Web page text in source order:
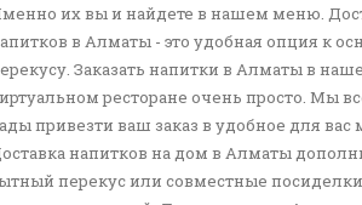
их вы и найдете в нашем меню.
в Алматы - это удобная опция к
Заказать напитки в Алматы в
ресторане очень просто. Мы
привезти ваш заказ в удобное для вас
напитков на дом в Алматы
перекус или совместные